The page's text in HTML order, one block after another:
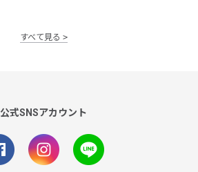
すべて見る
公式SNSアカウント